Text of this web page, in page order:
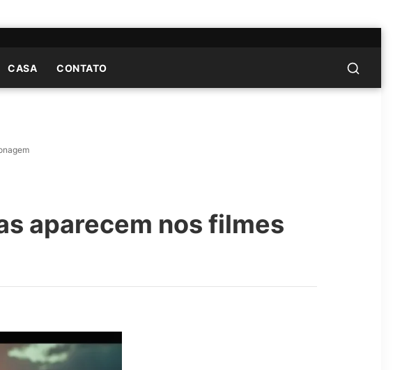
CASA CONTATO
aparecem nos filmes